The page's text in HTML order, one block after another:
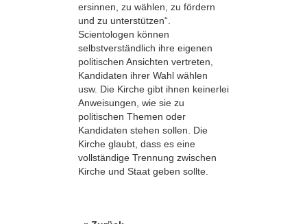
ersinnen, zu wählen, zu fördern
und zu unterstützen“.
Scientologen können
selbstverständlich ihre eigenen
politischen Ansichten vertreten,
Kandidaten ihrer Wahl wählen
usw. Die Kirche gibt ihnen keinerlei
Anweisungen, wie sie zu
politischen Themen oder
Kandidaten stehen sollen. Die
Kirche glaubt, dass es eine
vollständige Trennung zwischen
Kirche und Staat geben sollte.